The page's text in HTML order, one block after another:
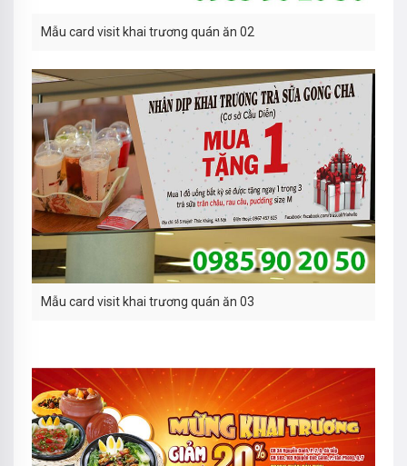
Mẫu card visit khai trương quán ăn 02
Mẫu card visit khai trương quán ăn 03